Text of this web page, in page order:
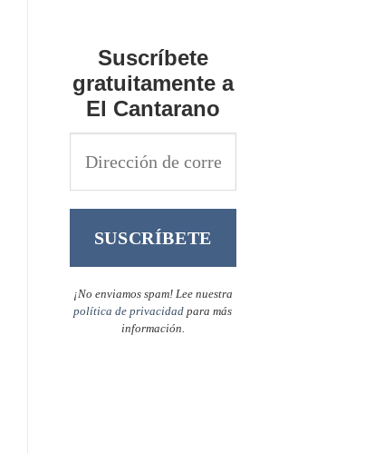
Suscríbete
gratuitamente a
El Cantarano
¡No enviamos spam! Lee nuestra
política de privacidad para más
información.